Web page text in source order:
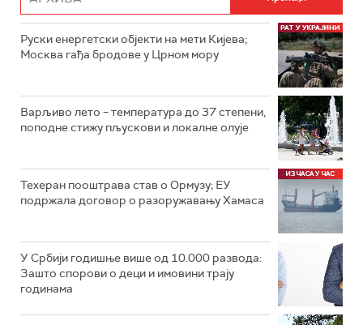
Руски енергетски објекти на мети Кијева;
Москва гађа бродове у Црном мору
Варљиво лето – температура до 37 степени,
поподне стижу пљускови и локалне олује
Техеран пооштрава став о Ормузу; ЕУ
подржала договор о разоружавању Хамаса
У Србији годишње више од 10.000 развода:
Зашто спорови о деци и имовини трају
годинама